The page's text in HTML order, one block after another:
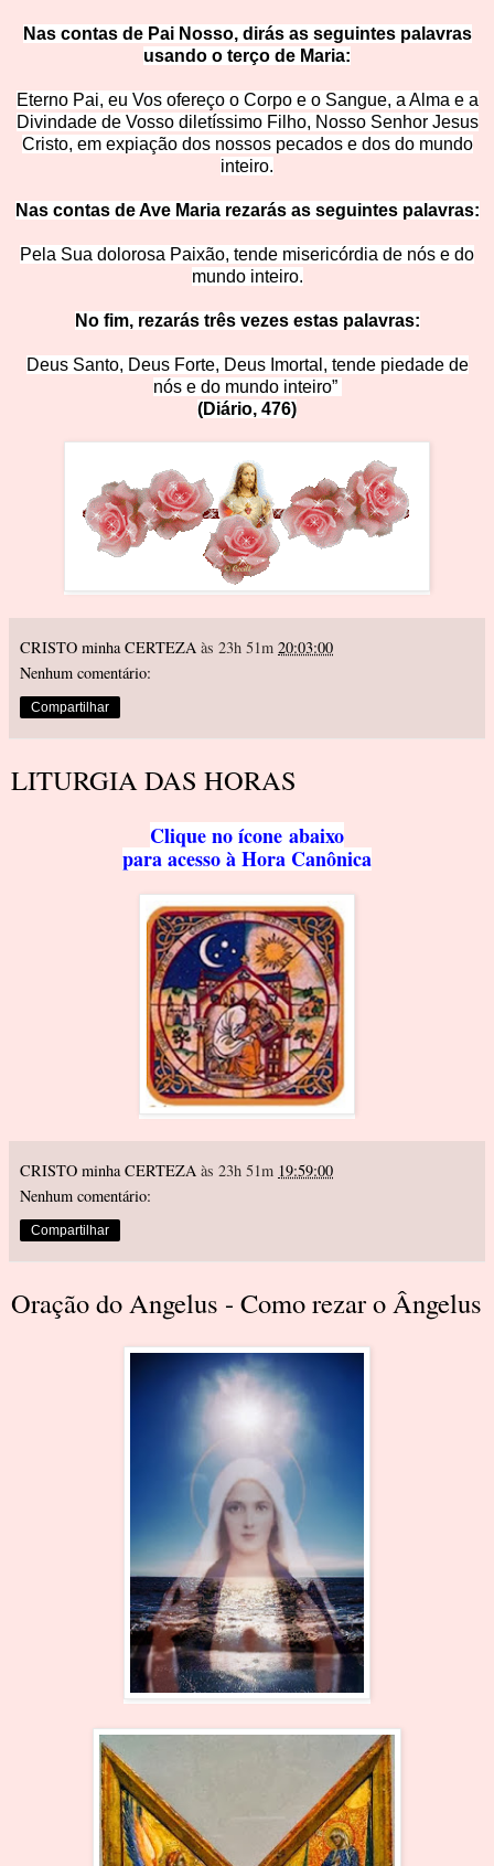
Nas contas de Pai Nosso, dirás as seguintes palavras
usando o terço de Maria:
Eterno Pai, eu Vos ofereço o Corpo e o Sangue, a Alma e a
Divindade de Vosso diletíssimo Filho, Nosso Senhor Jesus
Cristo, em expiação dos nossos pecados e dos do mundo
inteiro.
Nas contas de Ave Maria rezarás as seguintes palavras:
Pela Sua dolorosa Paixão, tende misericórdia de nós e do
mundo inteiro.
No fim, rezarás três vezes estas palavras:
Deus Santo, Deus Forte, Deus Imortal, tende piedade de
nós e do mundo inteiro”
(Diário, 476)
CRISTO minha CERTEZA às 23h 51m 20:03:00
Nenhum comentário:
Compartilhar
LITURGIA DAS HORAS
Clique no ícone abaixo
para acesso à Hora Canônica
CRISTO minha CERTEZA às 23h 51m 19:59:00
Nenhum comentário:
Compartilhar
Oração do Angelus - Como rezar o Ângelus